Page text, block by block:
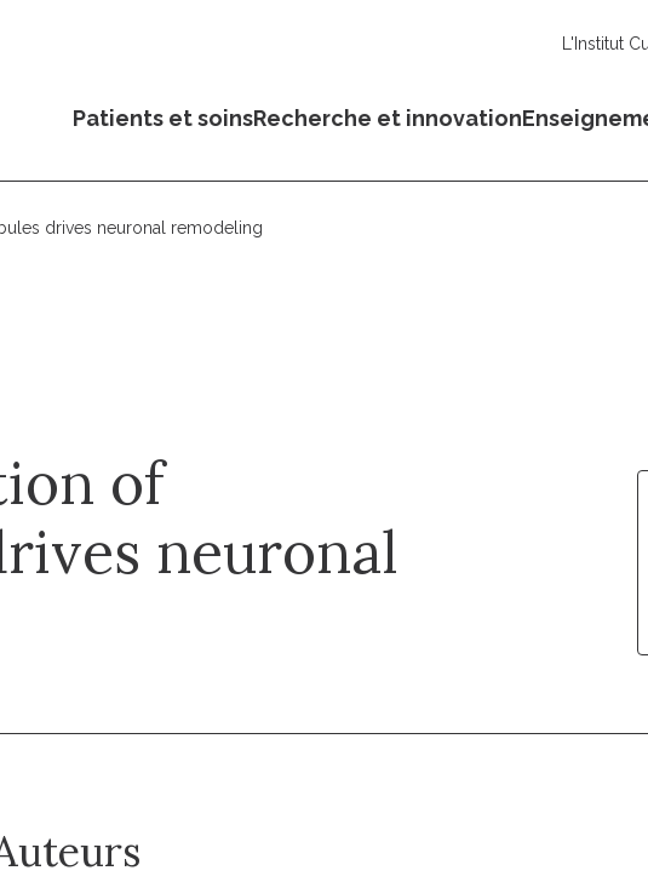
L'Institut
Patients et soinsRecherche et innovation
drives neuronal remodeling
of
neuronal